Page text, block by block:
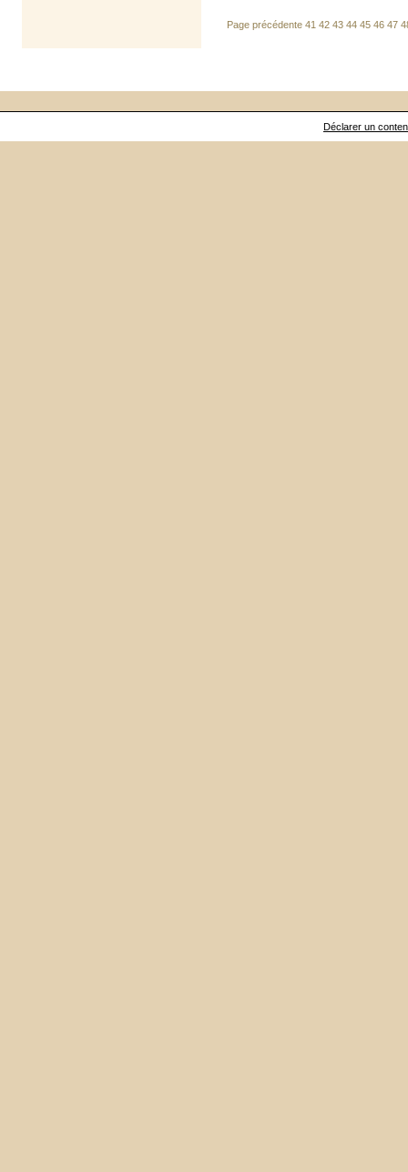
Page précédente 41 42 43 44 45 46 47
Déclarer un